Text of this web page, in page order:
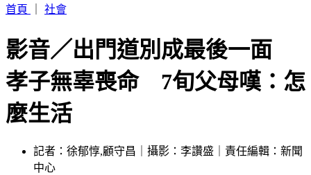
首頁
社會
影音／出門道別成最後一面
孝子無辜喪命 7旬父母嘆：怎
麼生活
記者：徐郁惇,顧守昌｜攝影：李讚盛｜責任編輯：新聞
中心